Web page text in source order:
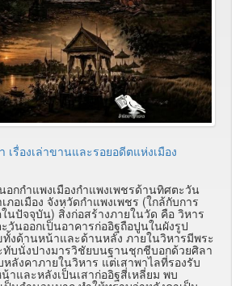
เรื่องเล่าขานและรอยอดีตแห่งเมือง
อกกำแพงเมืองกำแพงเพชรด้านทิศตะวัน
ภอเมือง จังหวัดกำแพงเพชร (ใกล้กับการ
นปัจจุบัน) สิ่งก่อสร้างภายในวัด คือ วิหาร
วันออกเป็นอาคารก่ออิฐถือปูนในผังรูป
งด้านหน้าและด้านหลัง ภายในวิหารมีพระ
บนั่งปางมารวิชัยบนฐานชุกชีบอกด้วยศิลา
หลังคาภายในวิหาร แต่เสาพาไลที่รองรับ
าและหลังเป็นเสาก่ออิฐสี่เหลี่ยม พบ